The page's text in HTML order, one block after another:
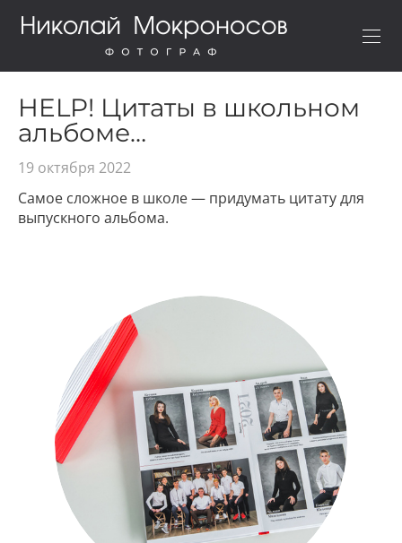
HELP! Цитаты в школьном
альбоме…
19 октября 2022
Самое сложное в школе — придумать цитату для
выпускного альбома.